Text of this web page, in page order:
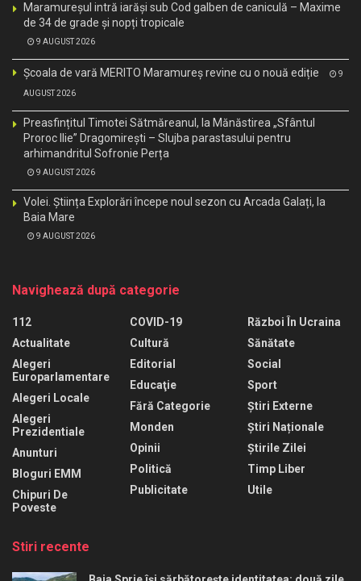
Maramureșul intră iarăși sub Cod galben de caniculă – Maxime
de 34 de grade și nopți tropicale
9 AUGUST 2026
Școala de vară MERITO Maramureș revine cu o nouă ediție 9
AUGUST 2026
Preasfințitul Timotei Sătmăreanul, la Mănăstirea „Sfântul
Proroc Ilie” Dragomirești – Slujba parastasului pentru
arhimandritul Sofronie Perța
9 AUGUST 2026
Volei. Știința Explorări începe noul sezon cu Arcada Galați, la
Baia Mare
9 AUGUST 2026
Navighează după categorie
112
Actualitate
Alegeri
Europarlamentare
Alegeri Locale
Alegeri
Prezidentiale
Anunturi
Bloguri EMM
Chipuri De
Poveste
COVID-19
Cultură
Editorial
Educaţie
Fără Categorie
Monden
Opinii
Politică
Publicitate
Război În Ucraina
Sănătate
Social
Sport
Știri Externe
Știri Naționale
Știrile Zilei
Timp Liber
Utile
Stiri recente